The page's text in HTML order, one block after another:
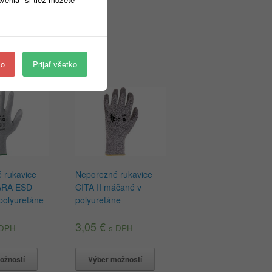
rukavice
ESD
Neporezné rukavice
CITA II máčané v
polyuretáne
3,05 € s DPH
Výber možností
Prijať všetko